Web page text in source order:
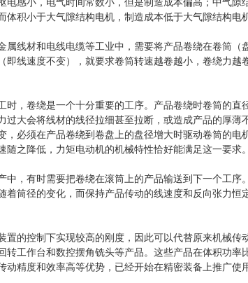
积小于大气隙结构电机，制造成本低于大气隙结构电机
属线材和电线电缆等工业中，需要将产品卷绕在卷筒（
即线速度不变），就要求卷筒转速越卷越小，卷绕力越
时，卷绕是一个十分重要的工序。产品卷绕时卷筒的直
过大会将线材的线径拉细甚至拉断，或造成产品的厚薄
，必须在产品卷绕到卷盘上的盘径增大时驱动卷筒的电
之降低，力矩电动机的机械特性恰好能满足这一要求。
中，有时需要把卷绕在滚筒上的产品输送到下一个工序
着筒径的变化，而保持产品传动的线速度和反向张力恒
置的控制下实现较高的刚度，因此可以代替原来机械传
转工作台和数控摆角铣头等产品。这些产品在体积功率
精度和效率高等优势，已经开始在精密装备上推广使